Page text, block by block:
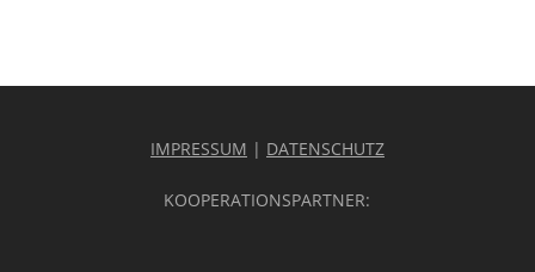
IMPRESSUM | DATENSCHUTZ
KOOPERATIONSPARTNER: